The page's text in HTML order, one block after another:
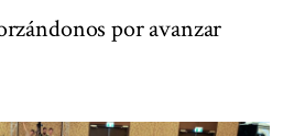
por avanzar